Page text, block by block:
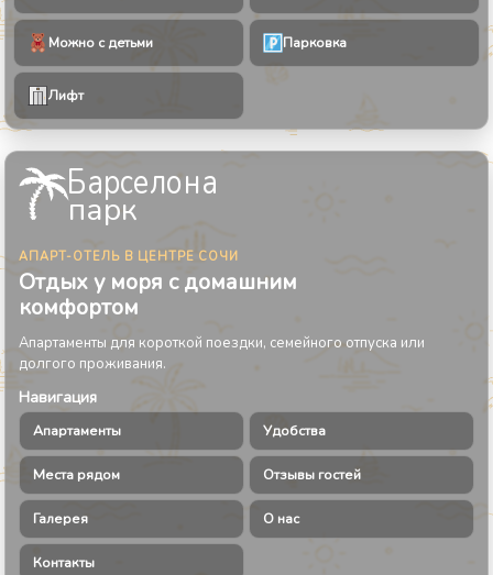
Можно с детьми Парковка
Лифт
Барселона
парк
АПАРТ-ОТЕЛЬ В ЦЕНТРЕ СОЧИ
Отдых у моря с домашним
комфортом
Апартаменты для короткой поездки, семейного отпуска или
долгого проживания.
Навигация
Апартаменты Удобства
Места рядом Отзывы гостей
Галерея О нас
Контакты